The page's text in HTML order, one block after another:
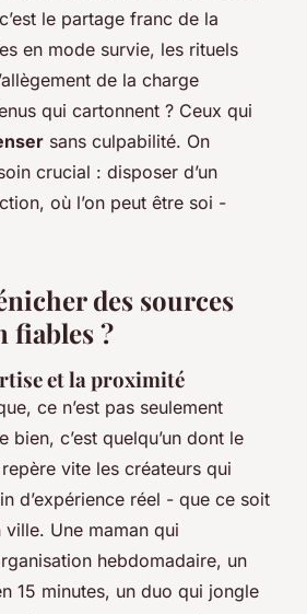
le partage franc de la
en mode survie, les rituels
de la charge
qui cartonnent ? Ceux qui
sans culpabilité. On
crucial : disposer d’un
où l’on peut être soi -
des sources
fiables ?
et la proximité
ce n’est pas seulement
bien, c’est quelqu’un dont le
vite les créateurs qui
d’expérience réel - que ce soit
Une maman qui
hebdomadaire, un
15 minutes, un duo qui jongle